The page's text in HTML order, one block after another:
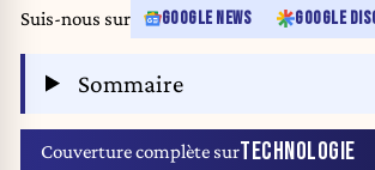
Suis-nous sur GOOGLE NEWS GOOGLE
Sommaire
Couverture complète surTECHNOLOGIE